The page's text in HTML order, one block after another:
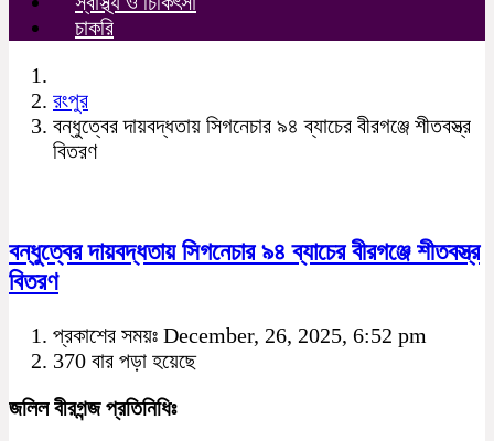
চাকরি
রংপুর
বন্ধুত্বের দায়বদ্ধতায় সিগনেচার ৯৪ ব্যাচের বীরগঞ্জে শীতবস্ত্র
বিতরণ
বন্ধুত্বের দায়বদ্ধতায় সিগনেচার ৯৪ ব্যাচের বীরগঞ্জে শীতবস্ত্র
বিতরণ
প্রকাশের সময়ঃ December, 26, 2025, 6:52 pm
370 বার পড়া হয়েছে
জলিল বীরগন্জ প্রতিনিধিঃ